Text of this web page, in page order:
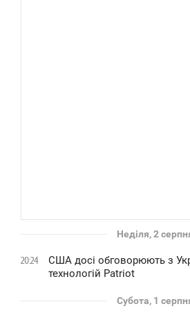
Неділя, 2
20:24
США досі обговорюють з
технологій Patriot
Субота, 1